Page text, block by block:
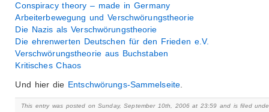
Conspiracy theory – made in Germany
Arbeiterbewegung und Verschwörungstheorie
Die Nazis als Verschwörungstheorie
Die ehrenwerten Deutschen für den Frieden e.V.
Verschwörungstheorie aus Buchstaben
Kritisches Chaos
Und hier die Entschwörungs-Sammelseite
This entry was posted on Sunday, September 10th, 2006 at 23:59 and is filed